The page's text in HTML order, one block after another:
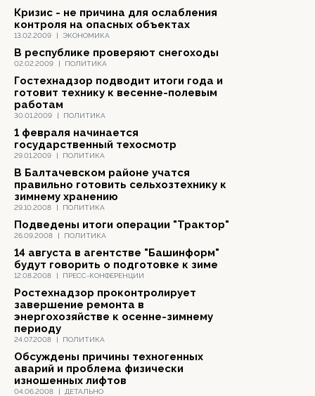
13.02.2009 | ЭКОНОМИКА
Кризис - не причина для ослабления
контроля на опасных объектах
02.02.2009 | ПОЛИТИКА
В республике проверяют снегоходы
30.01.2009 | ПОЛИТИКА
Гостехнадзор подводит итоги года и
готовит технику к весенне-полевым
работам
29.01.2009 | ПОЛИТИКА
1 февраля начинается
государственный техосмотр
29.10.2008 | ПОЛИТИКА
В Балтачевском районе учатся
правильно готовить сельхозтехнику к
зимнему хранению
26.09.2008 | ПОЛИТИКА
Подведены итоги операции "Трактор"
12.08.2008 | ПРЕСС-КОНФЕРЕНЦИИ
14 августа в агентстве "Башинформ"
будут говорить о подготовке к зиме
24.07.2008 | ПОЛИТИКА
Ростехнадзор проконтролирует
завершение ремонта в
энергохозяйстве к осенне-зимнему
периоду
04.06.2008 | ДЕТАЛЬНО
Обсуждены причины техногенных
аварий и проблема физически
изношенных лифтов